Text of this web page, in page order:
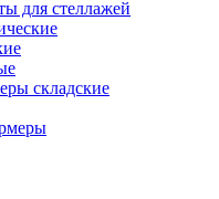
для стеллажей
складские